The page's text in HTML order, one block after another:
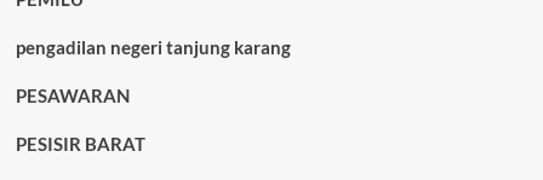
pengadilan negeri tanjung karang
PESAWARAN
PESISIR BARAT